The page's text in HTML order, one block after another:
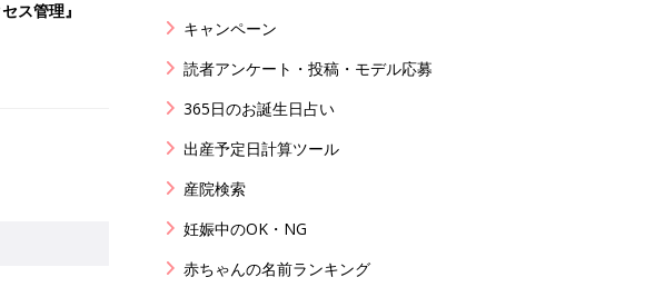
ス管理』
キャンペーン
読者アンケート・投稿・モデル応募
365日のお誕生日占い
出産予定日計算ツール
産院検索
妊娠中のOK・NG
赤ちゃんの名前ランキング